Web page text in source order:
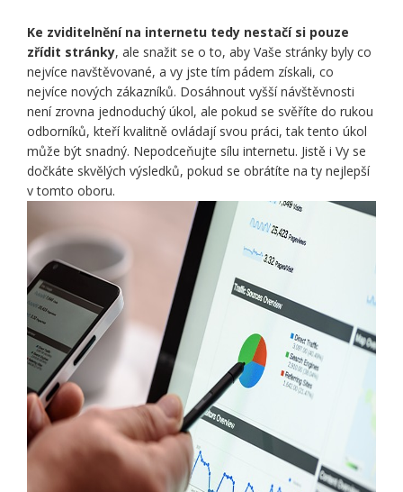
Ke zviditelnění na internetu tedy nestačí si pouze
zřídit stránky, ale snažit se o to, aby Vaše stránky byly co
nejvíce navštěvované, a vy jste tím pádem získali, co
nejvíce nových zákazníků. Dosáhnout vyšší návštěvnosti
není zrovna jednoduchý úkol, ale pokud se svěříte do rukou
odborníků, kteří kvalitně ovládají svou práci, tak tento úkol
může být snadný. Nepodceňujte sílu internetu. Jistě i Vy se
dočkáte skvělých výsledků, pokud se obrátíte na ty nejlepší
v tomto oboru.